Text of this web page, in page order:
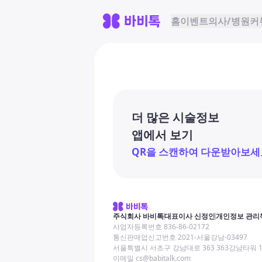
홈이벤트의사/병원커
더 많은 시술정보
앱에서 보기
QR을 스캔하여 다운받아보세
주식회사 바비톡대표이사 신정인개인정보 관리
사업자등록번호 836-86-02172
통신판매업신고번호 2021-서울강남-03497
서울특별시 서초구 강남대로 363 363강남타워
이메일 cs@babitalk.com